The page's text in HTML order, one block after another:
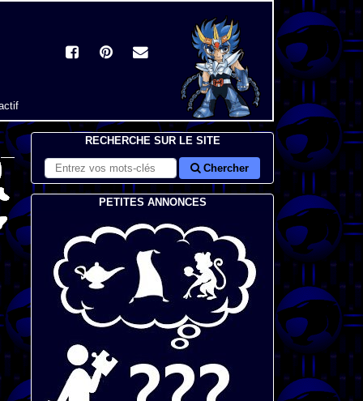
RECHERCHE SUR LE SITE
Chercher
PETITES ANNONCES